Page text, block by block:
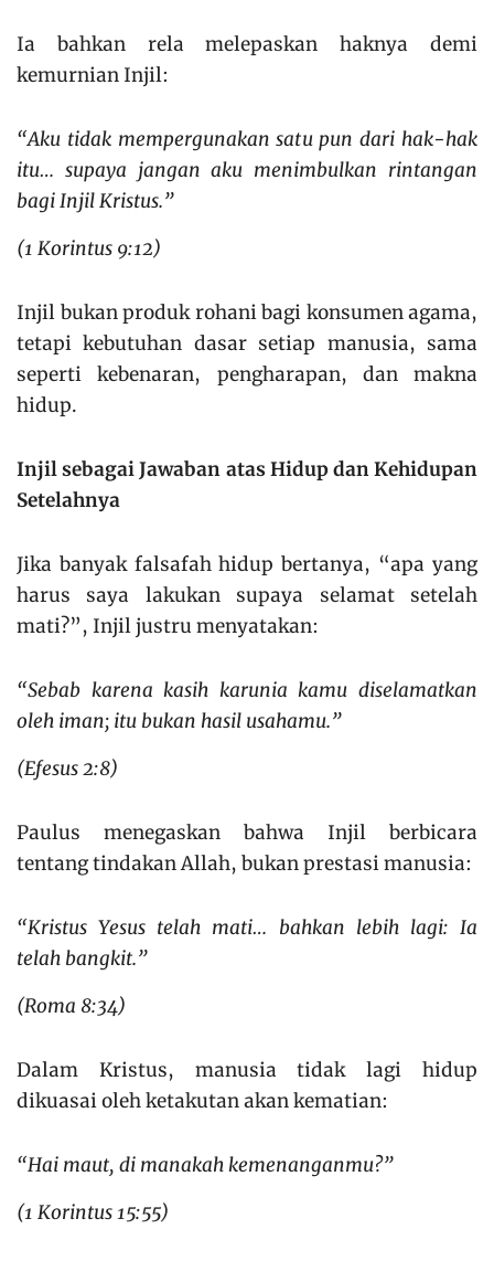
Ia bahkan rela melepaskan haknya demi
kemurnian Injil:
“Aku tidak mempergunakan satu pun dari hak-hak
itu… supaya jangan aku menimbulkan rintangan
bagi Injil Kristus.”
(1 Korintus 9:12)
Injil bukan produk rohani bagi konsumen agama,
tetapi kebutuhan dasar setiap manusia, sama
seperti kebenaran, pengharapan, dan makna
hidup.
Injil sebagai Jawaban atas Hidup dan Kehidupan
Setelahnya
Jika banyak falsafah hidup bertanya, “apa yang
harus saya lakukan supaya selamat setelah
mati?”, Injil justru menyatakan:
“Sebab karena kasih karunia kamu diselamatkan
oleh iman; itu bukan hasil usahamu.”
(Efesus 2:8)
Paulus menegaskan bahwa Injil berbicara
tentang tindakan Allah, bukan prestasi manusia:
“Kristus Yesus telah mati… bahkan lebih lagi: Ia
telah bangkit.”
(Roma 8:34)
Dalam Kristus, manusia tidak lagi hidup
dikuasai oleh ketakutan akan kematian:
“Hai maut, di manakah kemenanganmu?”
(1 Korintus 15:55)